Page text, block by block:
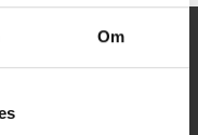
Om
- 35 10 30